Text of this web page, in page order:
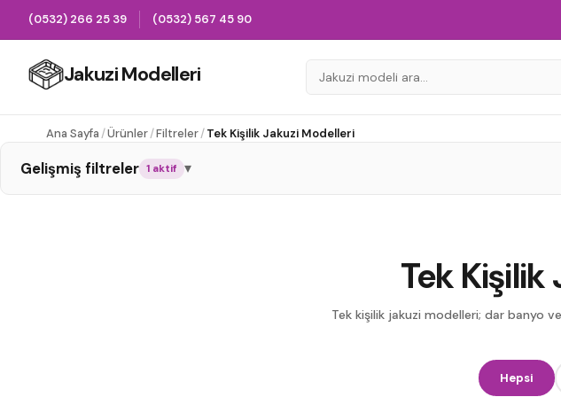
(0532) 266 25 39 (0532) 567 45 90
Jakuzi Modelleri
Ana Sayfa /Ürünler/Filtreler/Tek Kişilik Jakuzi Modelleri
Gelişmiş filtreler 1 aktif ▾
Bahçe / Teras Spa
Tek Kişilik
Tek kişilik jakuzi modelleri; dar banyo
Hepsi